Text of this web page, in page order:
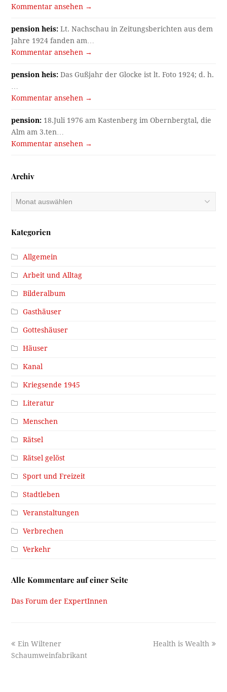
Kommentar ansehen →
pension heis: Lt. Nachschau in Zeitungsberichten aus dem
Jahre 1924 fanden am…
Kommentar ansehen →
pension heis: Das Gußjahr der Glocke ist lt. Foto 1924; d. h.
Kommentar ansehen →
pension: 18.Juli 1976 am Kastenberg im Obernbergtal, die
Alm am 3.ten…
Kommentar ansehen →
Archiv
Kategorien
Allgemein
Arbeit und Alltag
Bilderalbum
Gasthäuser
Gotteshäuser
Häuser
Kanal
Kriegsende 1945
Literatur
Menschen
Rätsel
Rätsel gelöst
Sport und Freizeit
Stadtleben
Veranstaltungen
Verbrechen
Verkehr
Alle Kommentare auf einer Seite
Das Forum der ExpertInnen
previous
post:
Ein Wiltener
Schaumweinfabrikant
next
Health is Wealth